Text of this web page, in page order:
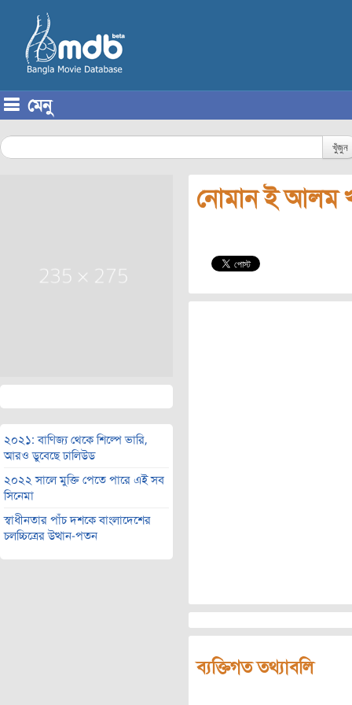
মেনু
খুঁজুন
২০২১: বাণিজ্য থেকে শিল্পে ভারি,
আরও ডুবেছে ঢালিউড
২০২২ সালে মুক্তি পেতে পারে এই সব
সিনেমা
স্বাধীনতার পাঁচ দশকে বাংলাদেশের
চলচ্চিত্রের উত্থান-পতন
নোমান ই আলম
ব্যক্তিগত তথ্যাবলি